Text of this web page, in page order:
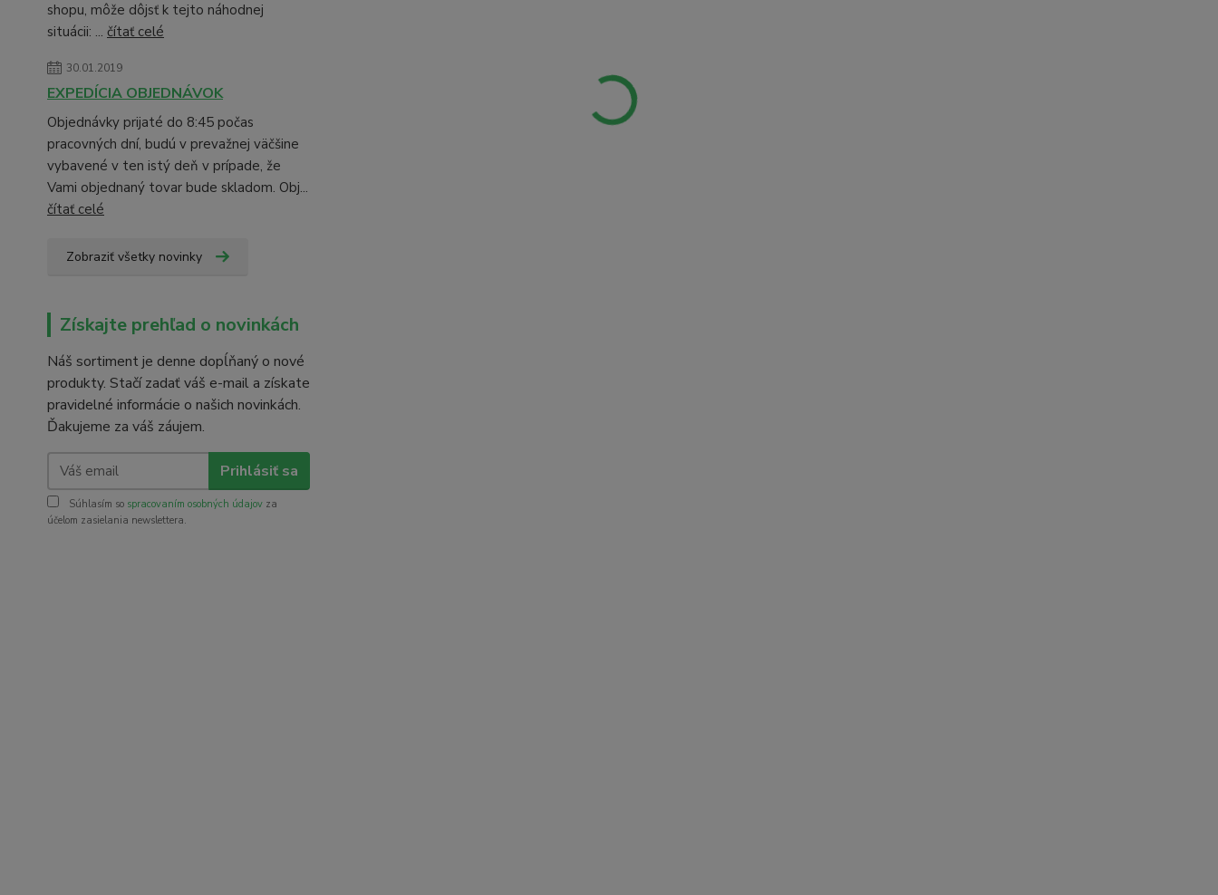
shopu, môže dôjsť k tejto náhodnej
situácii: ... čítať celé
30.01.2019
EXPEDÍCIA OBJEDNÁVOK
Objednávky prijaté do 8:45 počas
pracovných dní, budú v prevažnej väčšine
vybavené v ten istý deň v prípade, že
Vami objednaný tovar bude skladom. Obj...
čítať celé
Zobraziť všetky novinky
Získajte prehľad o novinkách
Náš sortiment je denne dopĺňaný o nové
produkty. Stačí zadať váš e-mail a získate
pravidelné informácie o našich novinkách.
Ďakujeme za váš záujem.
Prihlásiť sa
Súhlasím so spracovaním osobných údajov za
účelom zasielania newslettera.